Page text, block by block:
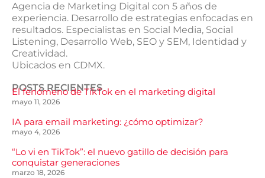
Agencia de Marketing Digital con 5 años de
experiencia. Desarrollo de estrategias enfocadas en
resultados. Especialistas en Social Media, Social
Listening, Desarrollo Web, SEO y SEM, Identidad y
Creatividad.
Ubicados en CDMX.
POSTS RECIENTES
El fenómeno de TikTok en el marketing digital
mayo 11, 2026
IA para email marketing: ¿cómo optimizar?
mayo 4, 2026
“Lo vi en TikTok”: el nuevo gatillo de decisión para
conquistar generaciones
marzo 18, 2026